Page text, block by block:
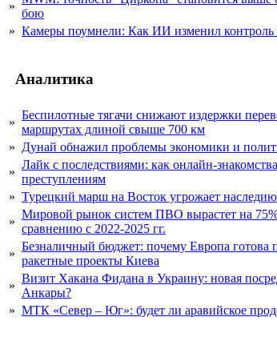
»
бою
» Камеры поумнели: Как ИИ изменил контроль
Аналитика
»
Беспилотные тягачи снижают издержки
маршрутах длиной свыше 700 км
» Дунай обнажил проблемы экономики и
»
Лайк с последствиями: как онлайн-
преступлениям
» Турецкий марш на Восток угрожает
»
Мировой рынок систем ПВО вырастет на 75%
сравнению с 2022-2025 гг.
»
Безналичный бюджет: почему Европа готова
ракетные проекты Киева
»
Визит Хакана Фидана в Украину: новая
Анкары?
» МТК «Север – Юг»: будет ли аравийское